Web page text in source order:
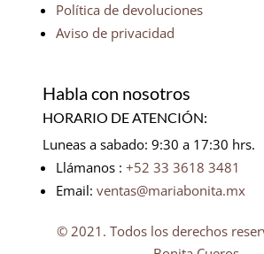
Política de devoluciones
Aviso de privacidad
Habla con nosotros
HORARIO DE ATENCIÓN:
Luneas a sabado: 9:30 a 17:30 hrs.
Llámanos : +52 33 3618 3481
Email: ventas@mariabonita.mx
© 2021. Todos los derechos